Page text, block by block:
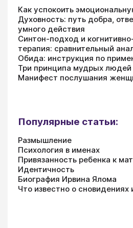
Как успокоить
Духовность: путь добра,
умного действия
Синтон-подход и
терапия: сравнительный
Обида: инструкция по
Три принципа мудрых людей
Манифест послушания
Популярные статьи:
Размышление
Психология в именах
Привязанность ребенка к
Идентичность
Биография Ирвина Ялома
Что известно о сновидениях